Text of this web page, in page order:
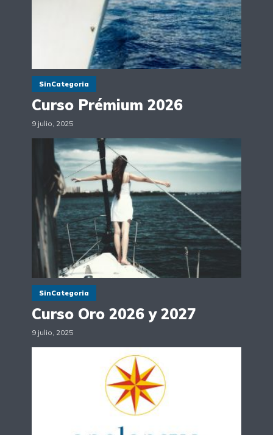
SinCategoria
Curso Prémium 2026
9 julio, 2025
SinCategoria
Curso Oro 2026 y 2027
9 julio, 2025